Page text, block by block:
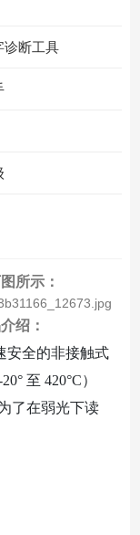
诊断工具
所示：
介绍：
安全的非接触式
至 420°C）
了在弱光下读